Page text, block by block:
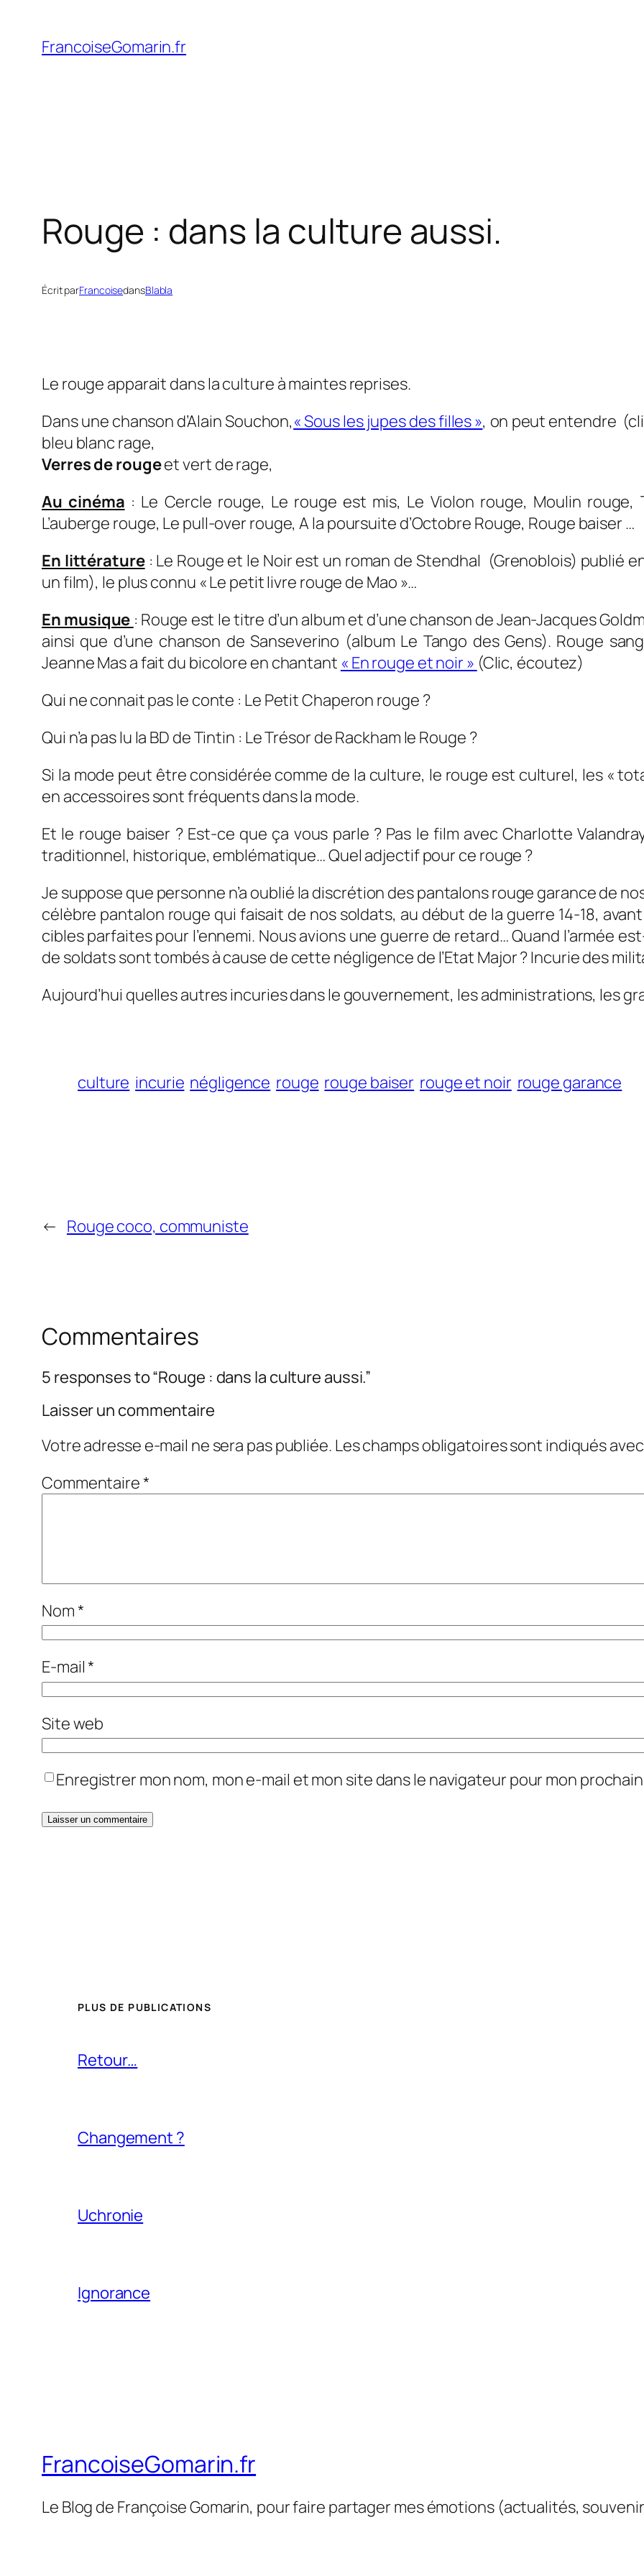
contenu
FrancoiseGomarin.fr
Rouge : dans la culture aussi.
Écrit parFrancoisedansBlabla
Le rouge apparait dans la culture à maintes reprises.
Dans une chanson d’Alain Souchon,« Sous les jupes des filles », on peut entendre
bleu blanc rage,
Verres de rougeet vert de rage,
Au cinéma : Le Cercle rouge, Le rouge est mis, Le Violon rouge, Moulin rouge,
L’auberge rouge, Le pull-over rouge, A la poursuite d’Octobre Rouge, Rouge baiser …
En littérature: Le Rouge et le Noir est un roman de Stendhal (Grenoblois) publié
un film), le plus connu « Le petit livre rouge de Mao »…
En musique : Rouge est le titre d’un album et d’une chanson de Jean-Jacques
ainsi que d’une chanson de Sanseverino (album Le Tango des Gens). Rouge
Jeanne Mas a fait du bicolore en chantant « En rouge et noir » (Clic, écoutez)
Qui ne connait pas le conte : Le Petit Chaperon rouge ?
Qui n’a pas lu la BD de Tintin : Le Trésor de Rackham le Rouge ?
Si la mode peut être considérée comme de la culture, le rouge est culturel, les «
en accessoires sont fréquents dans la mode.
Et le rouge baiser ? Est-ce que ça vous parle ? Pas le film avec Charlotte
traditionnel, historique, emblématique… Quel adjectif pour ce rouge ?
Je suppose que personne n’a oublié la discrétion des pantalons rouge garance de
célèbre pantalon rouge qui faisait de nos soldats, au début de la guerre 14-18,
cibles parfaites pour l’ennemi. Nous avions une guerre de retard… Quand l’armée
de soldats sont tombés à cause de cette négligence de l’Etat Major ? Incurie des
Aujourd’hui quelles autres incuries dans le gouvernement, les administrations, les
culture incurie négligence rouge rouge baiser rouge et noir rouge garance
← Rouge coco, communiste
Commentaires
5 responses to “Rouge : dans la culture aussi.”
Laisser un commentaire
Votre adresse e-mail ne sera pas publiée. Les champs obligatoires sont indiqués
Commentaire*
Nom*
E-mail*
Site web
Enregistrer mon nom, mon e-mail et mon site dans le navigateur pour mon
PLUS DE PUBLICATIONS
Retour…
Changement ?
Uchronie
Ignorance
FrancoiseGomarin.fr
Le Blog de Françoise Gomarin, pour faire partager mes émotions (actualités,